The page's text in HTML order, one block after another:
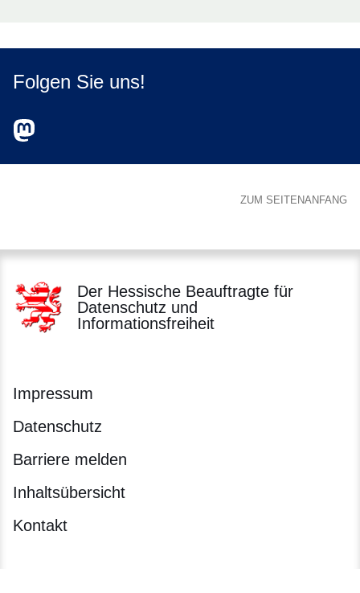
Folgen Sie uns!
Zum Mastodon-Account des HBDI
Öffnet sich in einem neuen Fenster
ZUM SEITENANFANG
Der Hessische Beauftragte für
Datenschutz und
Informationsfreiheit
Impressum
Datenschutz
Barriere melden
Inhaltsübersicht
Kontakt